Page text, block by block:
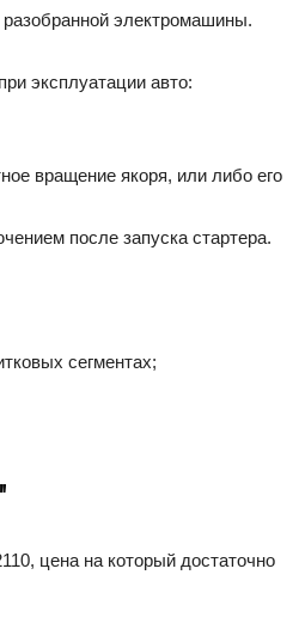
электромашины.
эксплуатации авто:
вращение якоря, или либо его
после запуска стартера.
сегментах;
цена на который достаточно